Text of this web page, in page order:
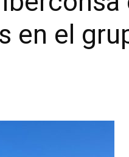
en el